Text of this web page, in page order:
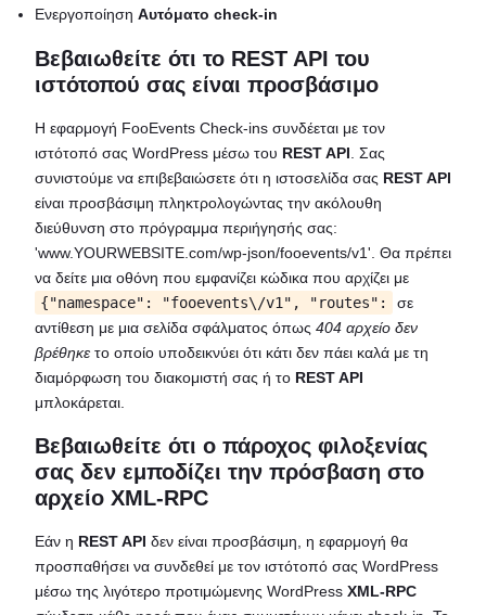
Ενεργοποίηση Αυτόματο check-in
Βεβαιωθείτε ότι το REST API του
ιστότοπού σας είναι προσβάσιμο
Η εφαρμογή FooEvents Check-ins συνδέεται με τον
ιστότοπό σας WordPress μέσω του REST API . Σας
συνιστούμε να επιβεβαιώσετε ότι η ιστοσελίδα σας REST API
είναι προσβάσιμη πληκτρολογώντας την ακόλουθη
διεύθυνση στο πρόγραμμα περιήγησής σας:
'www.YOURWEBSITE.com/wp-json/fooevents/v1'. Θα πρέπει
να δείτε μια οθόνη που εμφανίζει κώδικα που αρχίζει με
{"namespace": "fooevents\/v1", "routes":
σε
αντίθεση με μια σελίδα σφάλματος όπως 404 αρχείο δεν
βρέθηκε το οποίο υποδεικνύει ότι κάτι δεν πάει καλά με τη
διαμόρφωση του διακομιστή σας ή το REST API
μπλοκάρεται.
Βεβαιωθείτε ότι ο πάροχος φιλοξενίας
σας δεν εμποδίζει την πρόσβαση στο
αρχείο XML-RPC
Εάν η REST API δεν είναι προσβάσιμη, η εφαρμογή θα
προσπαθήσει να συνδεθεί με τον ιστότοπό σας WordPress
μέσω της λιγότερο προτιμώμενης WordPress XML-RPC